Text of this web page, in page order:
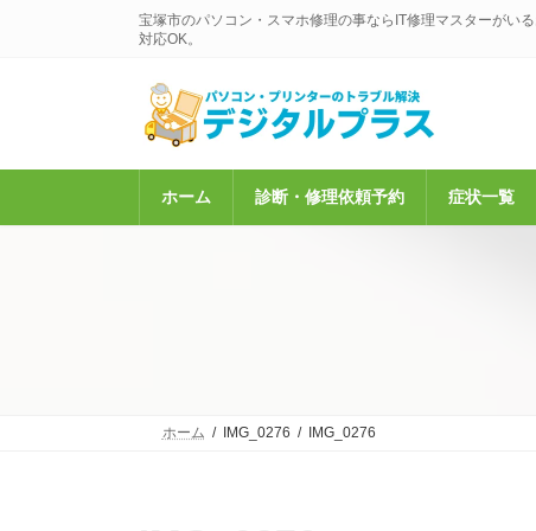
宝塚市のパソコン・スマホ修理の事ならIT修理マスターがい
対応OK。
ホーム 診断・修理依頼予約 症状一覧
ホーム IMG_0276 IMG_0276